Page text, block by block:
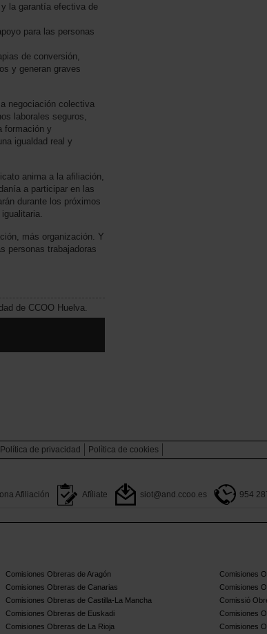
la garantía efectiva de
para las personas
de conversión,
y generan graves
negociación colectiva
laborales seguros,
formación y
igualdad real y
anima a la afiliación,
a participar en las
durante los próximos
más organización. Y
personas trabajadoras
de CCOO Huelva.
Política de privacidad Polìtica de cookies
Afiliación Afíliate siot@and.ccoo.es 954
Comisiones Obreras de Aragón
Comisiones
Comisiones Obreras de Canarias
Comisiones
Comisiones Obreras de Castilla-La Mancha
Comissió
Comisiones Obreras de Euskadi
Comisiones
Comisiones Obreras de La Rioja Comisiones